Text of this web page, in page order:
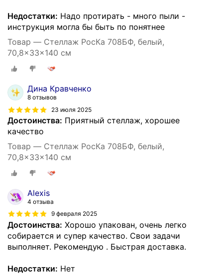
Недостатки: Надо протирать - много пыли -
инструкция могла бы быть по понятнее
Товар — Стеллаж РосКа 708БФ, белый,
70,8x33x140 см
Дина Кравченко
8 отзывов
23 июля 2025
Достоинства: Приятный стеллаж, хорошее
качество
Товар — Стеллаж РосКа 708БФ, белый,
70,8x33x140 см
Alexis
4 отзыва
9 февраля 2025
Достоинства: Хорошо упакован, очень легко
собирается и супер качество. Свои задачи
выполняет. Рекомендую . Быстрая доставка.
Недостатки: Нет